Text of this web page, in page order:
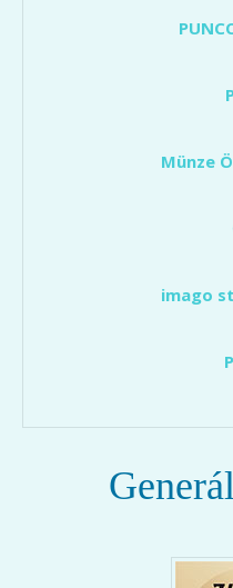
Münze
imago